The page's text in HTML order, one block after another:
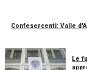
Confesercenti: Valle
Le